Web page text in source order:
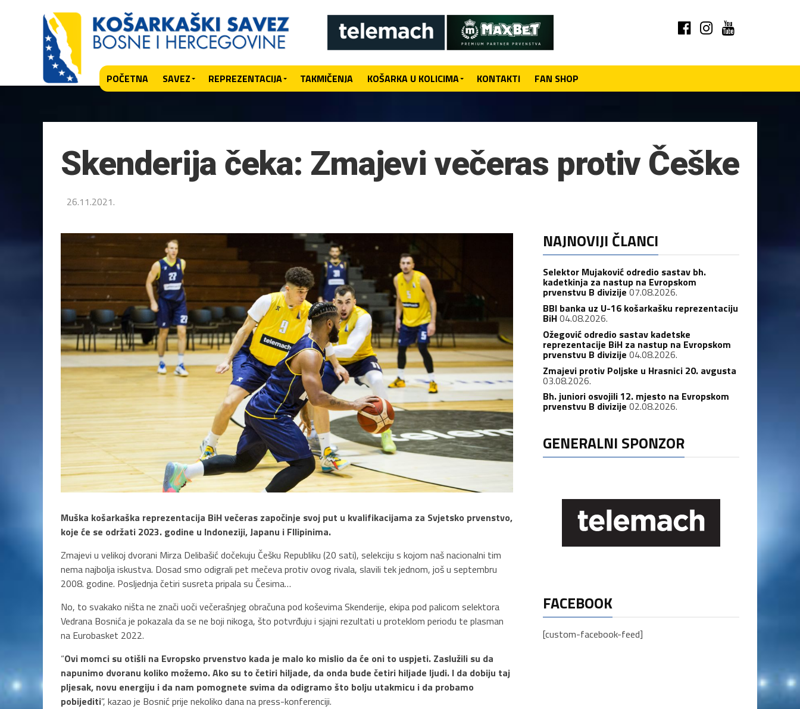
POČETNA SAVEZ REPREZENTACIJA TAKMIČENJA KOŠARKA U KOLICIMA KONTAKTI FAN SHOP
Skenderija čeka: Zmajevi večeras protiv Češke
26.11.2021.
Muška košarkaška reprezentacija BiH večeras započinje svoj put u kvalifikacijama za Svjetsko prvenstvo,
koje će se održati 2023. godine u Indoneziji, Japanu i FIlipinima.
Zmajevi u velikoj dvorani Mirza Delibašić dočekuju Češku Republiku (20 sati), selekciju s kojom naš nacionalni tim
nema najbolja iskustva. Dosad smo odigrali pet mečeva protiv ovog rivala, slavili tek jednom, još u septembru
2008. godine. Posljednja četiri susreta pripala su Česima…
No, to svakako ništa ne znači uoči večerašnjeg obračuna pod koševima Skenderije, ekipa pod palicom selektora
Vedrana Bosnića je pokazala da se ne boji nikoga, što potvrđuju i sjajni rezultati u proteklom periodu te plasman
na Eurobasket 2022.
“Ovi momci su otišli na Evropsko prvenstvo kada je malo ko mislio da će oni to uspjeti. Zaslužili su da
napunimo dvoranu koliko možemo. Ako su to četiri hiljade, da onda bude četiri hiljade ljudi. I da dobiju taj
pljesak, novu energiju i da nam pomognete svima da odigramo što bolju utakmicu i da probamo
pobijediti”, kazao je Bosnić prije nekoliko dana na press-konferenciji.
NAJNOVIJI ČLANCI
Selektor Mujaković odredio sastav bh.
kadetkinja za nastup na Evropskom
prvenstvu B divizije 07.08.2026.
BBI banka uz U-16 košarkašku reprezentaciju
BiH04.08.2026.
Ožegović odredio sastav kadetske
reprezentacije BiH za nastup na Evropskom
prvenstvu B divizije 04.08.2026.
Zmajevi protiv Poljske u Hrasnici 20. avgusta
03.08.2026.
Bh. juniori osvojili 12. mjesto na Evropskom
prvenstvu B divizije 02.08.2026.
GENERALNI SPONZOR
FACEBOOK
[custom-facebook-feed]